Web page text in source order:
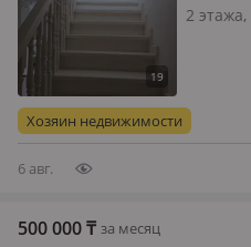
2 этажа,
Хозяин недвижимости
6 авг.
500 000₸ за месяц